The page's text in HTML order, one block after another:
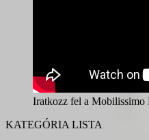
Iratkozz fel a Mobilissimo
KATEGÓRIA LISTA